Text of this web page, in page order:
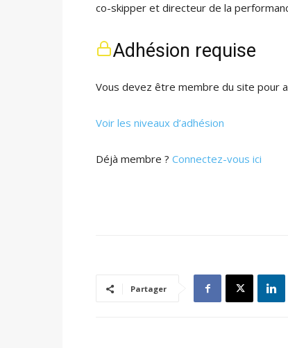
co-skipper et directeur de la
Adhésion requise
Vous devez être membre du site pour
Voir les niveaux d’adhésion
Déjà membre ? Connectez-vous ici
Partager